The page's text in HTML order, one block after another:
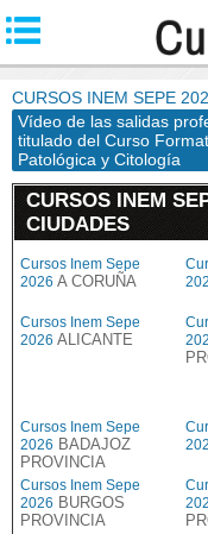
CURSOS INEM SEPE
Vídeo de las salidas
titulado del Curso
Patológica y Citología
CURSOS INEM
CIUDADES
Cursos Inem Sepe
2026 A CORUÑA
Cursos Inem Sepe
2026 ALICANTE
Cursos Inem Sepe
2026 BADAJOZ
PROVINCIA
Cursos Inem Sepe
2026 BURGOS
PROVINCIA